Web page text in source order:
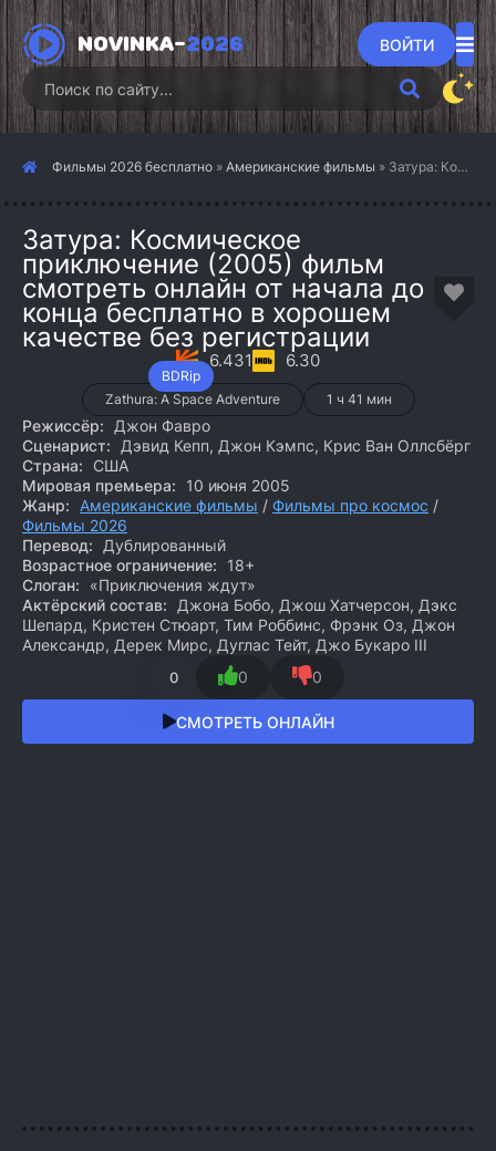
NOVINKA-2026 ВОЙТИ
Фильмы 2026 бесплатно » Американские фильмы » Затура: Космическое приключение (2005)
Затура: Космическое
приключение (2005) фильм
смотреть онлайн от начала до
конца бесплатно в хорошем
качестве без регистрации
BDRip
6.431 6.30
Zathura: A Space Adventure 1 ч 41 мин
Режиссёр:
Джон Фавро
Сценарист:
Дэвид Кепп, Джон Кэмпс, Крис Ван Оллсбёрг
Страна:
США
Мировая премьера:
10 июня 2005
Жанр:
Американские фильмы / Фильмы про космос /
Фильмы 2026
Перевод:
Дублированный
Возрастное ограничение:
18+
Слоган:
«Приключения ждут»
Актёрский состав:
Джона Бобо, Джош Хатчерсон, Дэкс
Шепард, Кристен Стюарт, Тим Роббинс, Фрэнк Оз, Джон
Александр, Дерек Мирс, Дуглас Тейт, Джо Букаро III
0 0 0
СМОТРЕТЬ ОНЛАЙН